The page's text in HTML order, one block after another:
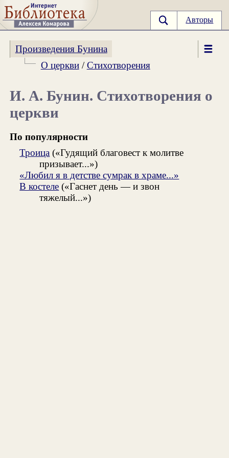
Авторы
Произведения Бунина
О церкви/Стихотворения
И. А. Бунин. Стихотворения о
церкви
По популярности
Троица («Гудящий благовест к молитве
призывает...»)
«Любил я в детстве сумрак в храме...»
В костеле («Гаснет день — и звон
тяжелый...»)